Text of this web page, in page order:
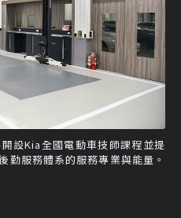
設Kia全國電動車技師課程並提
勤服務體系的服務專業與能量。